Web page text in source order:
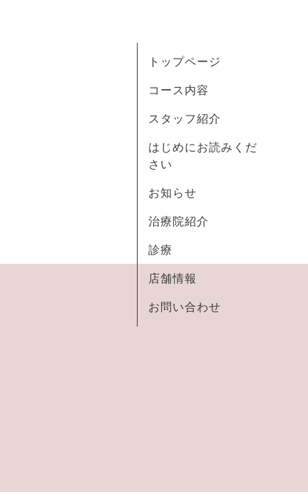
トップページ
コース内容
スタッフ紹介
はじめにお読みくだ
さい
お知らせ
治療院紹介
診療
店舗情報
お問い合わせ